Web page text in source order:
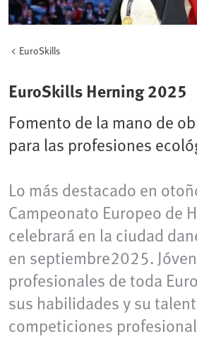
EuroSkills
EuroSkills Herning 2025
Fomento de la mano de
para las profesiones
Lo más destacado en
Campeonato Europeo de
celebrará en la ciudad
en septiembre2025.
profesionales de toda
sus habilidades y su
competiciones